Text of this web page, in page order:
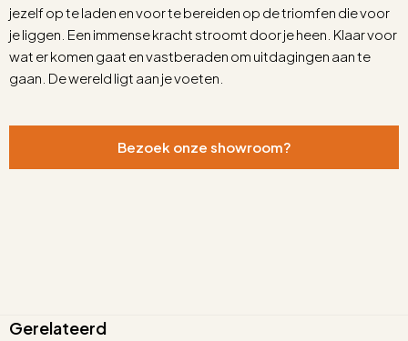
jezelf op te laden en voor te bereiden op de triomfen die voor
je liggen. Een immense kracht stroomt door je heen. Klaar voor
wat er komen gaat en vastberaden om uitdagingen aan te
gaan. De wereld ligt aan je voeten.
Bezoek onze showroom?
Gerelateerd